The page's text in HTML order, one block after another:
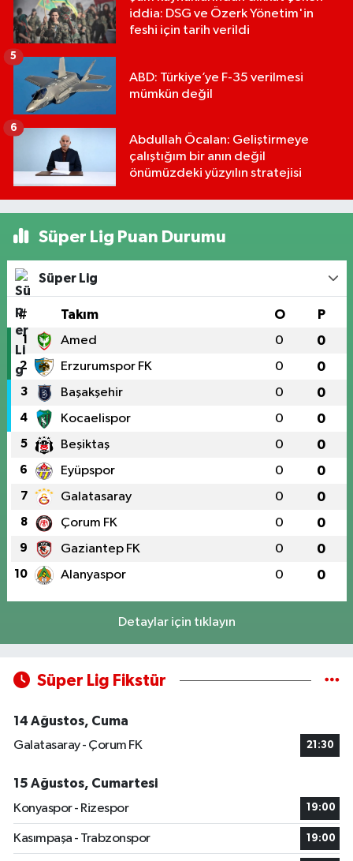
iddia: DSG ve Özerk Yönetim'in
feshi için tarih verildi
ABD: Türkiye’ye F-35 verilmesi
mümkün değil
5
Abdullah Öcalan: Geliştirmeye
çalıştığım bir anın değil
önümüzdeki yüzyılın stratejisi
6
Süper Lig Puan Durumu
Süper Lig
# Takım O P
1 Amed 0 0
2 Erzurumspor FK 0 0
3 Başakşehir 0 0
4 Kocaelispor 0 0
5 Beşiktaş 0 0
6 Eyüpspor 0 0
7 Galatasaray 0 0
8 Çorum FK 0 0
9 Gaziantep FK 0 0
10 Alanyaspor 0 0
Detaylar için tıklayın
Süper Lig Fikstür
14 Ağustos, Cuma
Galatasaray - Çorum FK
21:30
15 Ağustos, Cumartesi
Konyaspor - Rizespor
19:00
Kasımpaşa - Trabzonspor 19:00